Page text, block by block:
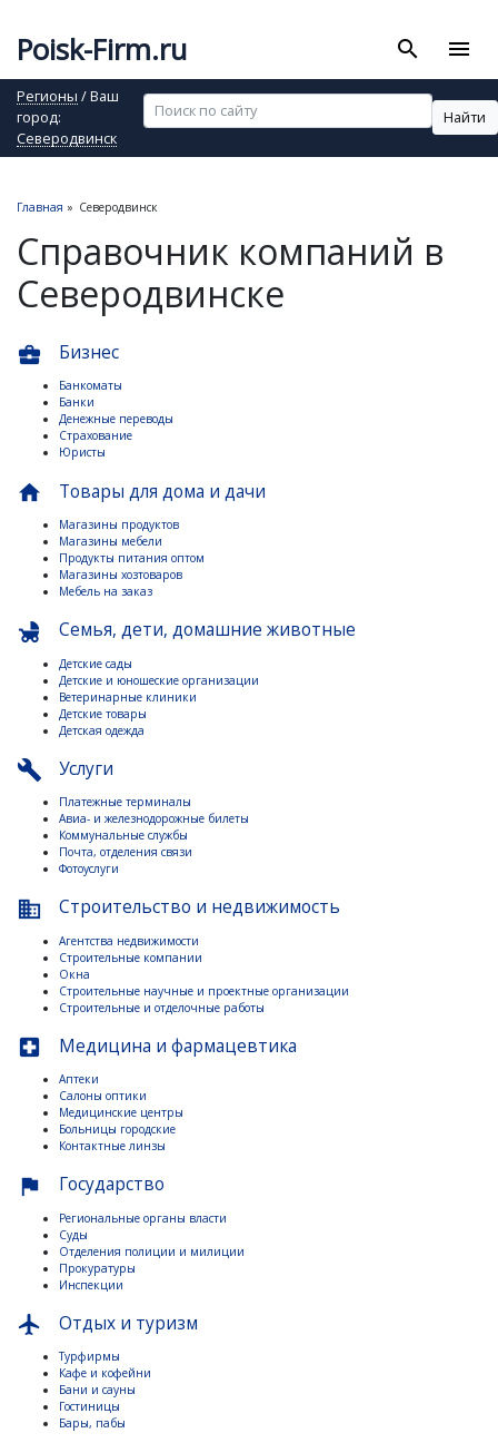
Poisk-Firm.ru search menu
Регионы / Ваш
город:
Северодвинск
Найти
Главная » Северодвинск
Справочник компаний в
Северодвинске
business_center Бизнес
Банкоматы
Банки
Денежные переводы
Страхование
Юристы
home Товары для дома и дачи
Магазины продуктов
Магазины мебели
Продукты питания оптом
Магазины хозтоваров
Мебель на заказ
child_friendly Семья, дети, домашние животные
Детские сады
Детские и юношеские организации
Ветеринарные клиники
Детские товары
Детская одежда
build Услуги
Платежные терминалы
Авиа- и железнодорожные билеты
Коммунальные службы
Почта, отделения связи
Фотоуслуги
business Строительство и недвижимость
Агентства недвижимости
Строительные компании
Окна
Строительные научные и проектные организации
Строительные и отделочные работы
local_hospital Медицина и фармацевтика
Аптеки
Салоны оптики
Медицинские центры
Больницы городские
Контактные линзы
flag Государство
Региональные органы власти
Суды
Отделения полиции и милиции
Прокуратуры
Инспекции
flight Отдых и туризм
Турфирмы
Кафе и кофейни
Бани и сауны
Гостиницы
Бары, пабы